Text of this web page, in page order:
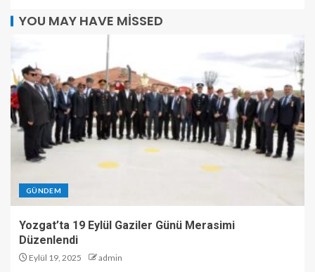
YOU MAY HAVE MISSED
GÜNDEM
Yozgat’ta 19 Eylül Gaziler Günü Merasimi
Düzenlendi
Eylül 19, 2025 admin